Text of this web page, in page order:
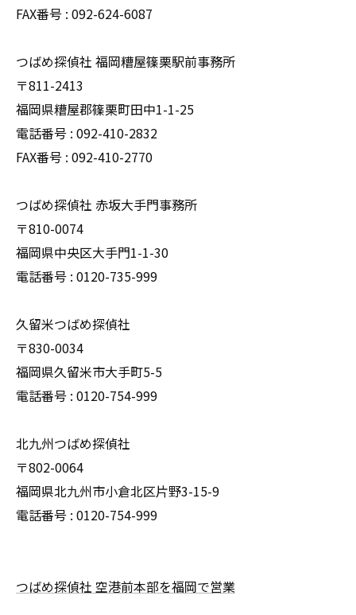
FAX番号 : 092-624-6087
つばめ探偵社 福岡糟屋篠栗駅前事務所
〒811-2413
福岡県糟屋郡篠栗町田中1-1-25
電話番号 : 092-410-2832
FAX番号 : 092-410-2770
つばめ探偵社 赤坂大手門事務所
〒810-0074
福岡県中央区大手門1-1-30
電話番号 : 0120-735-999
久留米つばめ探偵社
〒830-0034
福岡県久留米市大手町5-5
電話番号 : 0120-754-999
北九州つばめ探偵社
〒802-0064
福岡県北九州市小倉北区片野3-15-9
電話番号 : 0120-754-999
つばめ探偵社 空港前本部を福岡で営業